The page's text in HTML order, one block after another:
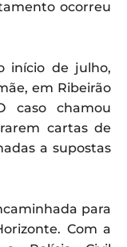
ocorreu
início de julho,
em Ribeirão
caso chamou
cartas de
a supostas
para
Com a